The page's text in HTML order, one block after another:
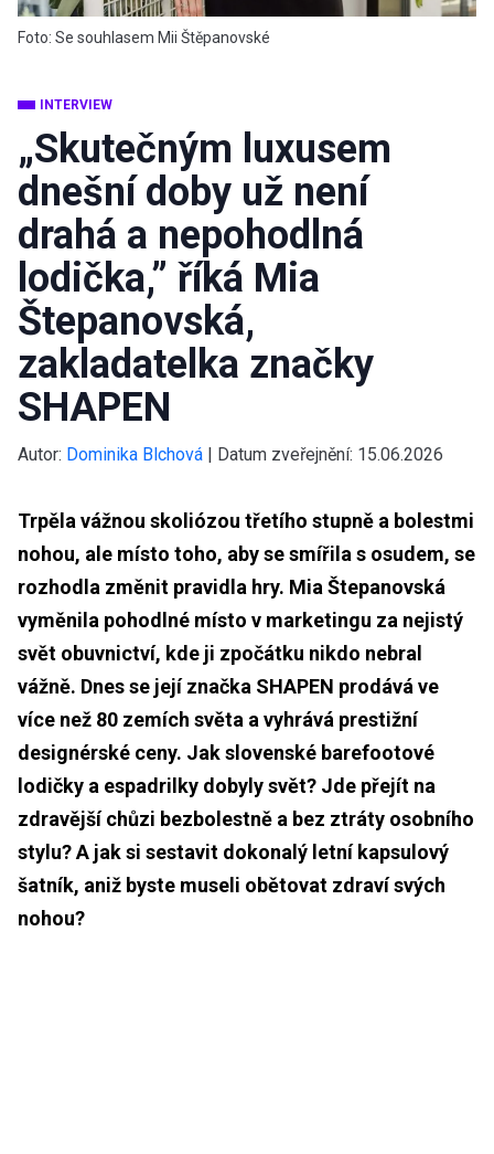
Foto: Se souhlasem Mii Štěpanovské
INTERVIEW
„Skutečným luxusem
dnešní doby už není
drahá a nepohodlná
lodička,” říká Mia
Štepanovská,
zakladatelka značky
SHAPEN
Autor: Dominika Blchová | Datum zveřejnění: 15.06.2026
Trpěla vážnou skoliózou třetího stupně a bolestmi
nohou, ale místo toho, aby se smířila s osudem, se
rozhodla změnit pravidla hry. Mia Štepanovská
vyměnila pohodlné místo v marketingu za nejistý
svět obuvnictví, kde ji zpočátku nikdo nebral
vážně. Dnes se její značka SHAPEN prodává ve
více než 80 zemích světa a vyhrává prestižní
designérské ceny. Jak slovenské barefootové
lodičky a espadrilky dobyly svět? Jde přejít na
zdravější chůzi bezbolestně a bez ztráty osobního
stylu? A jak si sestavit dokonalý letní kapsulový
šatník, aniž byste museli obětovat zdraví svých
nohou?